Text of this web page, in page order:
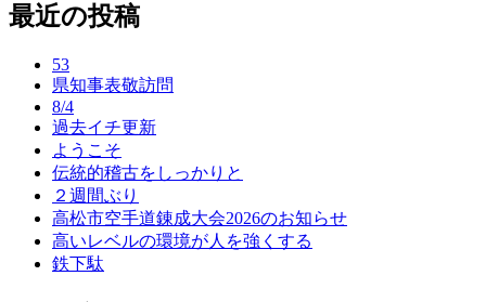
ナ
最近の投稿
53
県知事表敬訪問
8/4
過去イチ更新
ようこそ
伝統的稽古をしっかりと
２週間ぶり
高松市空手道錬成大会2026のお知らせ
高いレベルの環境が人を強くする
鉄下駄